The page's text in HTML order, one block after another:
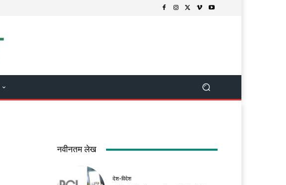
नवीनतम लेख
देश-विदेश